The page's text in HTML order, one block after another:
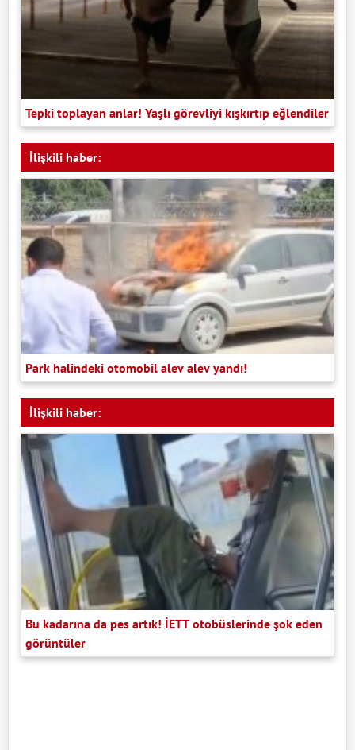
Tepki toplayan anlar! Yaşlı görevliyi kışkırtıp eğlendiler
İlişkili haber:
Park halindeki otomobil alev alev yandı!
İlişkili haber:
Bu kadarına da pes artık! İETT otobüslerinde şok eden
görüntüler